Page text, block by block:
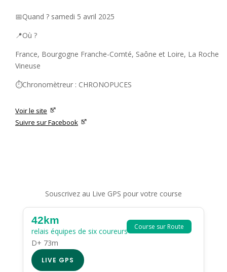
📅Quand ? samedi 5 avril 2025
📍Où ?
France, Bourgogne Franche-Comté, Saône et Loire, La Roche
Vineuse
⏱️Chronomètreur : CHRONOPUCES
Voir le site
Suivre sur Facebook
Souscrivez au Live GPS pour votre course
Course sur Route
42km
relais équipes de six coureurs
D+ 73m
LIVE GPS